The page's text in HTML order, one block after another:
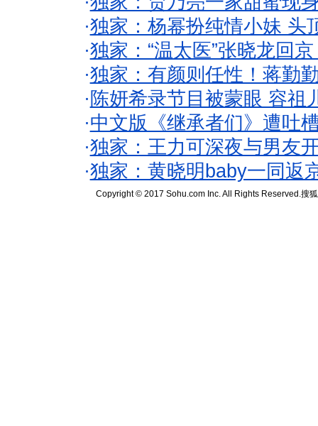
·独家：杨幂扮纯情小妹 头
·独家：“温太医”张晓龙回
·独家：有颜则任性！蒋勤
· 陈妍希录节目被蒙眼 容祖
·中文版《继承者们》遭吐
·独家：王力可深夜与男友
·独家：黄晓明baby一同返
Copyright © 2017 Sohu.com Inc. All Rights Reserved.搜